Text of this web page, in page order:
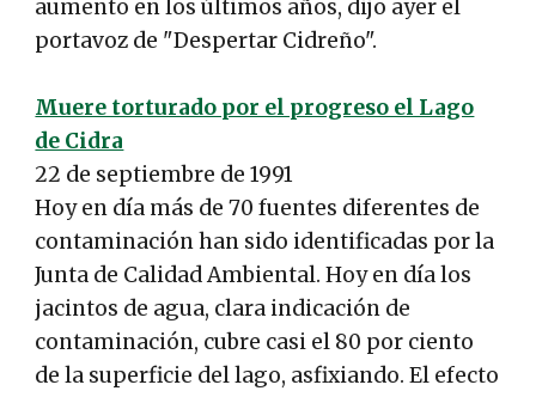
aumento en los últimos años, dijo ayer el
portavoz de "Despertar Cidreño".
Muere torturado por el progreso el Lago
de Cidra
22 de septiembre de 1991
Hoy en día más de 70 fuentes diferentes de
contaminación han sido identificadas por la
Junta de Calidad Ambiental. Hoy en día los
jacintos de agua, clara indicación de
contaminación, cubre casi el 80 por ciento
de la superficie del lago, asfixiando. El efecto